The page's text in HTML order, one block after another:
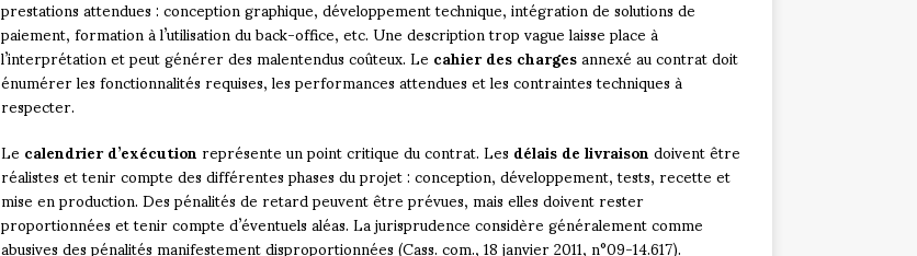
prestations attendues : conception graphique, développement technique, intégration de solutions de
paiement, formation à l’utilisation du back-office, etc. Une description trop vague laisse place à
l’interprétation et peut générer des malentendus coûteux. Lecahier des chargesannexé au contrat doit
énumérer les fonctionnalités requises, les performances attendues et les contraintes techniques à
respecter.
Lecalendrier d’exécutionreprésente un point critique du contrat. Lesdélais de livraisondoivent être
réalistes et tenir compte des différentes phases du projet : conception, développement, tests, recette et
mise en production. Des pénalités de retard peuvent être prévues, mais elles doivent rester
proportionnées et tenir compte d’éventuels aléas. La jurisprudence considère généralement comme